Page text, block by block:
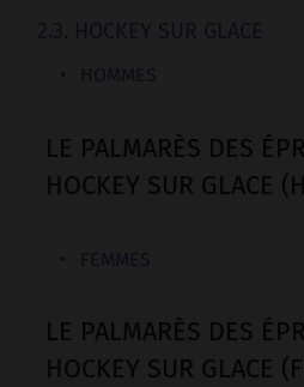
LE PALMARÈS DES
HOCKEY SUR GLACE
LE PALMARÈS DES
HOCKEY SUR GLACE